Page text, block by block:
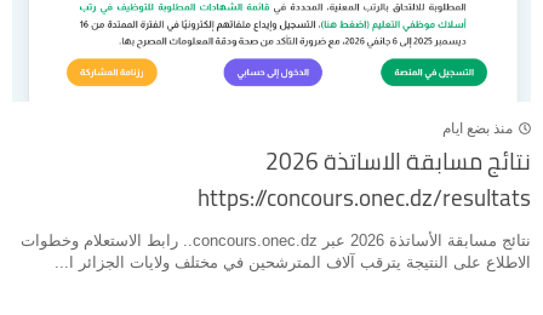
منذ بضع ايام
نتائج مسابقة الاساتذة 2026
https://concours.onec.dz/resultats
نتائج مسابقة الأساتذة 2026 عبر concours.onec.dz.. رابط الاستعلام وخطوات
الاطلاع على النتيجة يترقب آلاف المترشحين في مختلف ولايات الجزائر ا...